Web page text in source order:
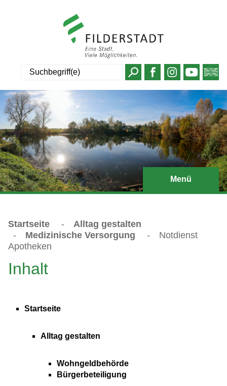
Menü
Startseite -
Alltag gestalten
-
Medizinische Versorgung -
Notdienst
Apotheken
Inhalt
Startseite
Alltag gestalten
Wohngeldbehörde
Bürgerbeteiligung